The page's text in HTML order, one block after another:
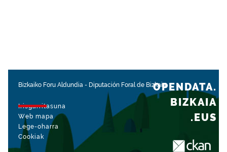
Bizkaiko Foru Aldundia - Diputación Foral de Bizkaia
Irisgarritasuna
Web mapa
Lege-oharra
Cookiak
OPENDATA.
BIZKAIA
.EUS